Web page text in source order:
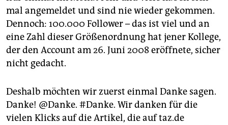
mal angemeldet und sind nie wieder gekommen.
Dennoch: 100.000 Follower – das ist viel und an
eine Zahl dieser Größenordnung hat jener Kollege,
der den Account am 26. Juni 2008 eröffnete, sicher
nicht gedacht.
Deshalb möchten wir zuerst einmal Danke sagen.
Danke! @Danke. #Danke. Wir danken für die
vielen Klicks auf die Artikel, die auf taz.de